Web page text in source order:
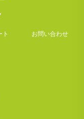
ト
お問い合わせ